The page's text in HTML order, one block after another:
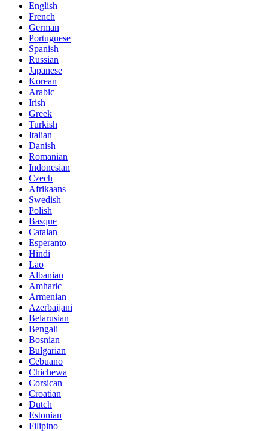
English
French
German
Portuguese
Spanish
Russian
Japanese
Korean
Arabic
Irish
Greek
Turkish
Italian
Danish
Romanian
Indonesian
Czech
Afrikaans
Swedish
Polish
Basque
Catalan
Esperanto
Hindi
Lao
Albanian
Amharic
Armenian
Azerbaijani
Belarusian
Bengali
Bosnian
Bulgarian
Cebuano
Chichewa
Corsican
Croatian
Dutch
Estonian
Filipino